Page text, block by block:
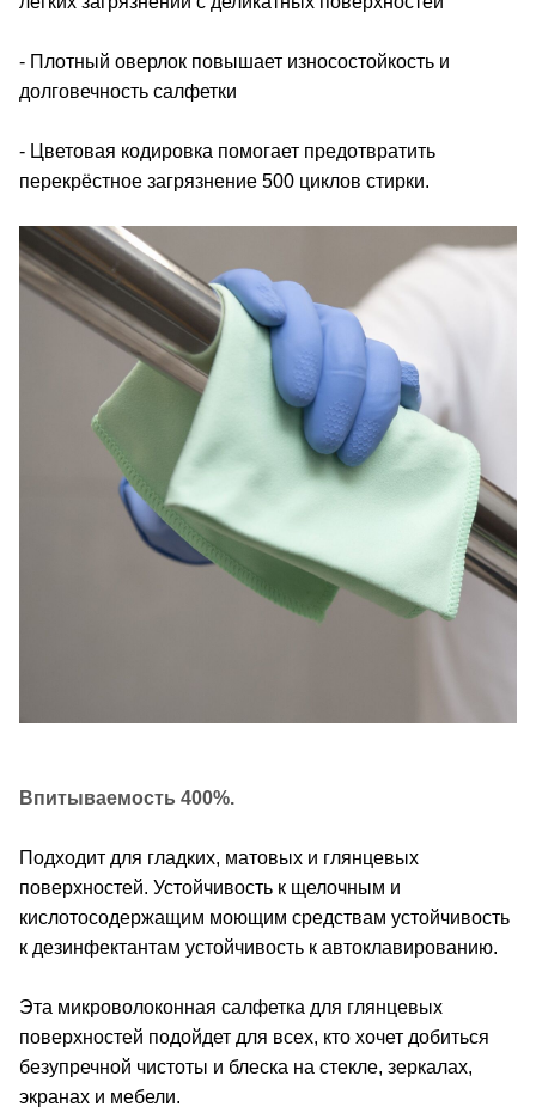
- Плотный оверлок повышает износостойкость и
долговечность салфетки
- Цветовая кодировка помогает предотвратить
перекрёстное загрязнение 500 циклов стирки.
Впитываемость 400%.
Подходит для гладких, матовых и глянцевых
поверхностей. Устойчивость к щелочным и
кислотосодержащим моющим средствам устойчивость
к дезинфектантам устойчивость к автоклавированию.
Эта микроволоконная салфетка для глянцевых
поверхностей подойдет для всех, кто хочет добиться
безупречной чистоты и блеска на стекле, зеркалах,
экранах и мебели.